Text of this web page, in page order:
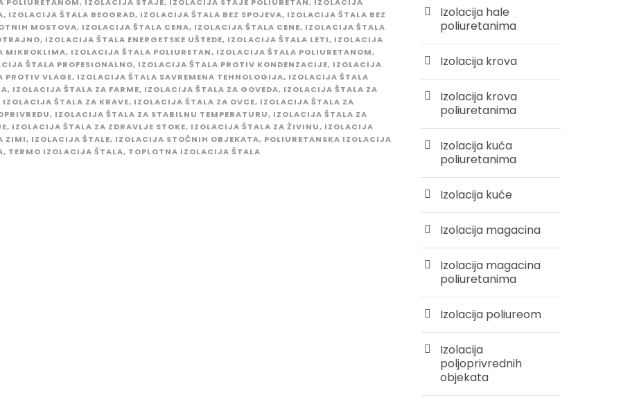
, IZOLACIJA ŠTALA BEOGRAD, IZOLACIJA ŠTALA BEZ SPOJEVA, IZOLACIJA ŠTALA BEZ
MOSTOVA, IZOLACIJA ŠTALA CENA, IZOLACIJA ŠTALA CENE, IZOLACIJA ŠTALA
, IZOLACIJA ŠTALA ENERGETSKE UŠTEDE, IZOLACIJA ŠTALA LETI, IZOLACIJA
MIKROKLIMA, IZOLACIJA ŠTALA POLIURETAN, IZOLACIJA ŠTALA POLIURETANOM,
ŠTALA PROFESIONALNO, IZOLACIJA ŠTALA PROTIV KONDENZACIJE, IZOLACIJA
PROTIV VLAGE, IZOLACIJA ŠTALA SAVREMENA TEHNOLOGIJA, IZOLACIJA ŠTALA
, IZOLACIJA ŠTALA ZA FARME, IZOLACIJA ŠTALA ZA GOVEDA, IZOLACIJA ŠTALA ZA
IZOLACIJA ŠTALA ZA KRAVE, IZOLACIJA ŠTALA ZA OVCE, IZOLACIJA ŠTALA ZA
, IZOLACIJA ŠTALA ZA STABILNU TEMPERATURU, IZOLACIJA ŠTALA ZA
, IZOLACIJA ŠTALA ZA ZDRAVLJE STOKE, IZOLACIJA ŠTALA ZA ŽIVINU, IZOLACIJA
ZIMI, IZOLACIJA ŠTALE, IZOLACIJA STOČNIH OBJEKATA, POLIURETANSKA IZOLACIJA
, TERMO IZOLACIJA ŠTALA, TOPLOTNA IZOLACIJA ŠTALA
Izolacija hale
poliuretanima
Izolacija krova
Izolacija krova
poliuretanima
Izolacija kuća
poliuretanima
Izolacija kuće
Izolacija magacina
Izolacija magacina
poliuretanima
Izolacija poliureom
Izolacija
poljoprivrednih
objekata